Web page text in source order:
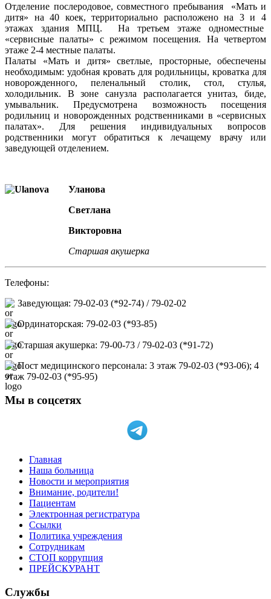
Отделение послеродовое, совместного пребывания «Мать и
дитя» на 40 коек, территориально расположено на 3 и 4
этажах здания МПЦ. На третьем этаже одноместные
«сервисные палаты» с режимом посещения. На четвертом
этаже 2-4 местные палаты.
Палаты «Мать и дитя» светлые, просторные, обеспечены
необходимым: удобная кровать для родильницы, кроватка для
новорожденного, пеленальный столик, стол, стулья,
холодильник. В зоне санузла располагается унитаз, биде,
умывальник. Предусмотрена возможность посещения
родильниц и новорожденных родственниками в «сервисных
палатах». Для решения индивидуальных вопросов
родственники могут обратиться к лечащему врачу или
заведующей отделением.
Уланова
Светлана
Викторовна
Старшая акушерка
Телефоны:
Заведующая: 79-02-03 (*92-74) / 79-02-02
Ординаторская: 79-02-03 (*93-85)
Старшая акушерка: 79-00-73 / 79-02-03 (*91-72)
Пост медицинского персонала: 3 этаж 79-02-03 (*93-06); 4
этаж 79-02-03 (*95-95)
Мы в соцсетях
Главная
Наша больница
Новости и мероприятия
Внимание, родители!
Пациентам
Электронная регистратура
Ссылки
Политика учреждения
Сотрудникам
СТОП коррупция
ПРЕЙСКУРАНТ
Службы